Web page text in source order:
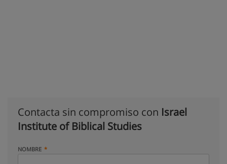
Contacta sin compromiso con Israel
Institute of Biblical Studies
NOMBRE